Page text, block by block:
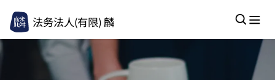
法务法人(有限) 麟